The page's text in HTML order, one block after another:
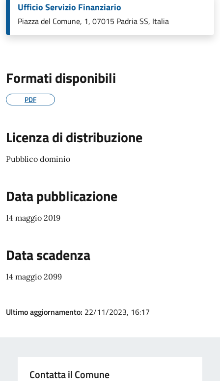
Ufficio Servizio Finanziario
Piazza del Comune, 1, 07015 Padria SS, Italia
Formati disponibili
PDF
Licenza di distribuzione
Pubblico dominio
Data pubblicazione
14 maggio 2019
Data scadenza
14 maggio 2099
Ultimo aggiornamento: 22/11/2023, 16:17
Contatta il Comune